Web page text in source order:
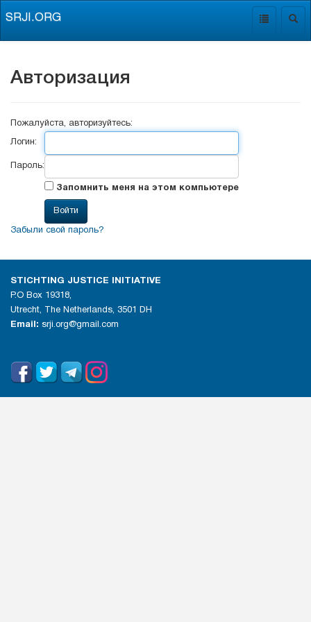
Toggle
SRJI.ORG
Авторизация
Пожалуйста, авторизуйтесь:
Логин:
Пароль:
Запомнить меня на этом компьютере
Забыли свой пароль?
STICHTING JUSTICE INITIATIVE
P.O Box 19318,
Utrecht, The Netherlands, 3501 DH
Email: srji.org@gmail.com